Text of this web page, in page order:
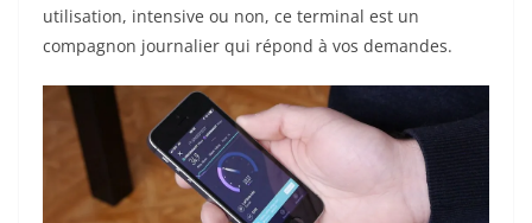
utilisation, intensive ou non, ce terminal est un
compagnon journalier qui répond à vos demandes.